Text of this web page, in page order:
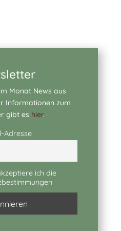
Monat News aus
Informationen zum
gibt es hier.
Adresse
ich die